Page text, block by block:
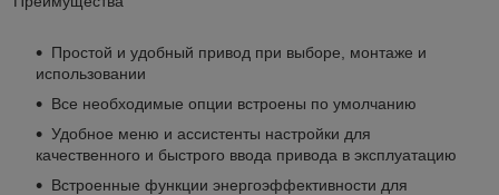
Простой и удобный привод при выборе, монтаже и
использовании
Все необходимые опции встроены по умолчанию
Удобное меню и ассистенты настройки для
качественного и быстрого ввода привода в эксплуатацию
Встроенные функции энергоэффективности для